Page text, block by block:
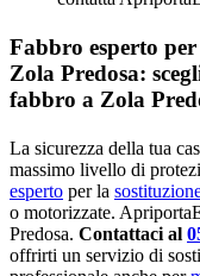
Fabbro esperto
Zola Predosa:
fabbro a Zola
La sicurezza della tua
massimo livello di
esperto per la
o motorizzate.
Predosa. Contattaci al
offrirti un servizio di